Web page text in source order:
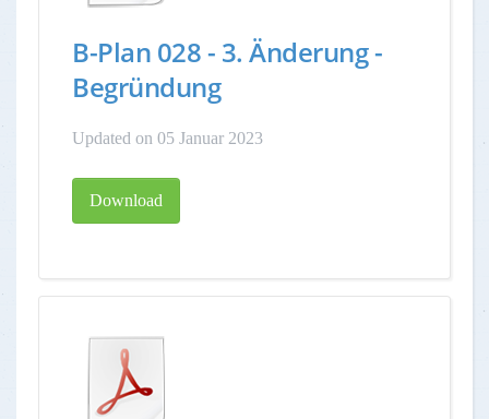
B-Plan 028 - 3. Änderung -
Begründung
Updated on 05 Januar 2023
Download